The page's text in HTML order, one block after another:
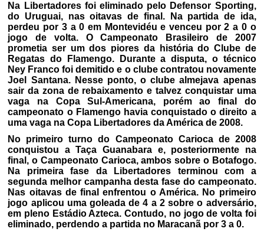
Na Libertadores foi eliminado pelo Defensor Sporting,
do Uruguai, nas oitavas de final. Na partida de ida,
perdeu por 3 a 0 em Montevidéu e venceu por 2 a 0 o
jogo de volta. O Campeonato Brasileiro de 2007
prometia ser um dos piores da história do Clube de
Regatas do Flamengo. Durante a disputa, o técnico
Ney Franco foi demitido e o clube contratou novamente
Joel Santana. Nesse ponto, o clube almejava apenas
sair da zona de rebaixamento e talvez conquistar uma
vaga na Copa Sul-Americana, porém ao final do
campeonato o Flamengo havia conquistado o direito a
uma vaga na Copa Libertadores da América de 2008.
No primeiro turno do Campeonato Carioca de 2008
conquistou a Taça Guanabara e, posteriormente na
final, o Campeonato Carioca, ambos sobre o Botafogo.
Na primeira fase da Libertadores terminou com a
segunda melhor campanha desta fase do campeonato.
Nas oitavas de final enfrentou o América. No primeiro
jogo aplicou uma goleada de 4 a 2 sobre o adversário,
em pleno Estádio Azteca. Contudo, no jogo de volta foi
eliminado, perdendo a partida no Maracanã por 3 a 0.